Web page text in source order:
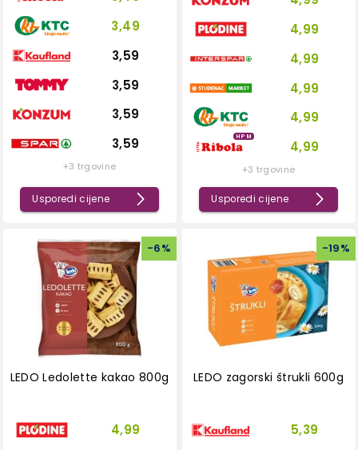
3,49
3,59
3,59
3,59
3,59
+3 trgovine
Usporedi cijene
4,99
4,99
4,99
4,99
HPM
4,99
+3 trgovine
Usporedi cijene
-6%
LEDO Ledolette kakao 800g
4,99
-19%
LEDO zagorski štrukli 600g
5,39